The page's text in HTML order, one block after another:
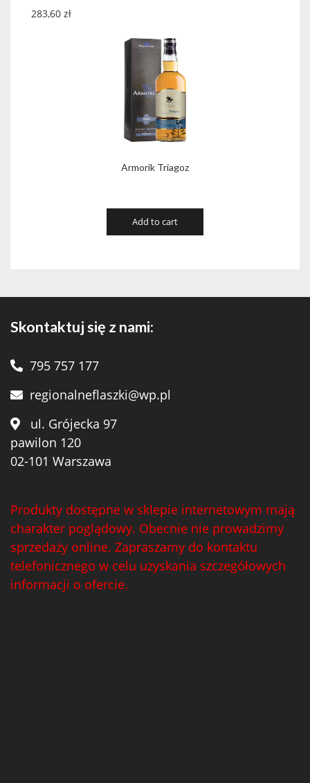
Armorik Triagoz
283,60 zł
Add to cart
Skontaktuj się z nami:
795 757 177
regionalneflaszki@wp.pl
ul. Grójecka 97
pawilon 120
02-101 Warszawa
Produkty dostępne w sklepie internetowym mają
charakter poglądowy. Obecnie nie prowadzimy
sprzedaży online. Zapraszamy do kontaktu
telefonicznego w celu uzyskania szczegółowych
informacji o ofercie.